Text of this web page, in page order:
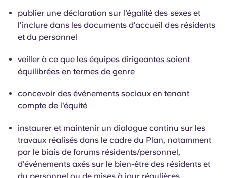
publier une déclaration sur l'égalité des sexes et
l'inclure dans les documents d'accueil des résidents
et du personnel
veiller à ce que les équipes dirigeantes soient
équilibrées en termes de genre
concevoir des événements sociaux en tenant
compte de l'équité
instaurer et maintenir un dialogue continu sur les
travaux réalisés dans le cadre du Plan, notamment
par le biais de forums résidents/personnel,
d'événements axés sur le bien-être des résidents et